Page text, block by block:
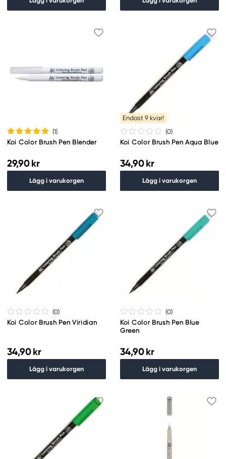
(1)
Koi Color Brush Pen Blender
29,90 kr
Lägg i varukorgen
Endast 9 kvar!
(0)
Koi Color Brush Pen Aqua Blue
34,90 kr
Lägg i varukorgen
(0)
Koi Color Brush Pen Viridian
34,90 kr
Lägg i varukorgen
(0)
Koi Color Brush Pen Blue
Green
34,90 kr
Lägg i varukorgen